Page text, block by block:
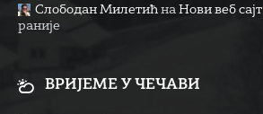
Слободан Милетић на Нови веб сајт
раније
ВРИЈЕМЕ У ЧЕЧАВИ